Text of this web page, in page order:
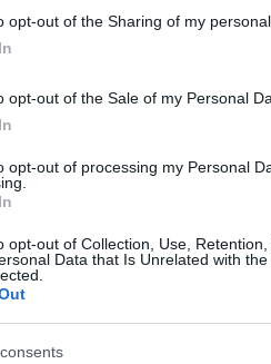
opt-out of the Sharing of my personal
opt-out of the Sale of my Personal
opt-out of processing my Personal
opt-out of Collection, Use,
Data that Is Unrelated with
è avvenuto poco prima
coinvolti, uno scooter
avvenuta
lo scooter, dopo